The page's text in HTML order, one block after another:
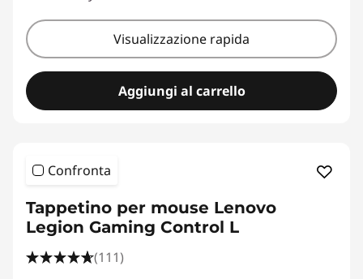
Visualizzazione rapida
Aggiungi al carrello
Confronta
Tappetino per mouse Lenovo
Legion Gaming Control L
(111)